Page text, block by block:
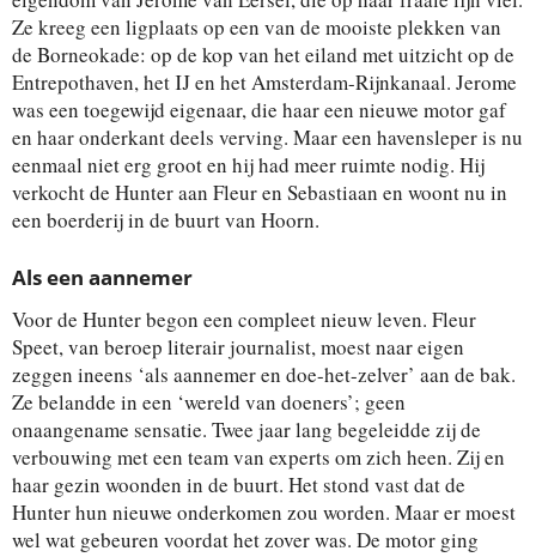
Ze kreeg een ligplaats op een van de mooiste plekken van
de Borneokade: op de kop van het eiland met uitzicht op de
Entrepothaven, het IJ en het Amsterdam-Rijnkanaal. Jerome
was een toegewijd eigenaar, die haar een nieuwe motor gaf
en haar onderkant deels verving. Maar een havensleper is nu
eenmaal niet erg groot en hij had meer ruimte nodig. Hij
verkocht de Hunter aan Fleur en Sebastiaan en woont nu in
een boerderij in de buurt van Hoorn.
Als een aannemer
Voor de Hunter begon een compleet nieuw leven. Fleur
Speet, van beroep literair journalist, moest naar eigen
zeggen ineens ‘als aannemer en doe-het-zelver’ aan de bak.
Ze belandde in een ‘wereld van doeners’; geen
onaangename sensatie. Twee jaar lang begeleidde zij de
verbouwing met een team van experts om zich heen. Zij en
haar gezin woonden in de buurt. Het stond vast dat de
Hunter hun nieuwe onderkomen zou worden. Maar er moest
wel wat gebeuren voordat het zover was. De motor ging